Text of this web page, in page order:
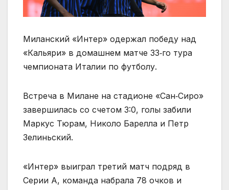
Миланский «Интер» одержал победу над
«Кальяри» в домашнем матче 33‑го тура
чемпионата Италии по футболу.
Встреча в Милане на стадионе «Сан‑Сиро»
завершилась со счетом 3:0, голы забили
Маркус Тюрам, Николо Барелла и Петр
Зелиньский.
«Интер» выиграл третий матч подряд в
Серии А, команда набрала 78 очков и